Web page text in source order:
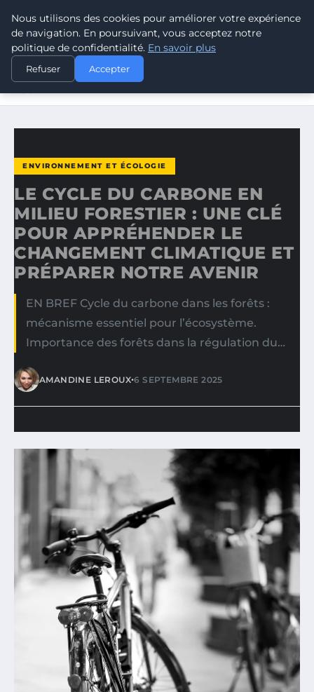
CLIMATE GUARDIAN
ACCUEIL
ENVIRONNEMENT ET ÉCOLOGIE
LE CYCLE DU CARBONE EN MILIEU FORESTIER : UNE CLÉ
ENVIRONNEMENT ET ÉCOLOGIE
LE CYCLE DU CARBONE EN
MILIEU FORESTIER : UNE CLÉ
POUR APPRÉHENDER LE
CHANGEMENT CLIMATIQUE ET
PRÉPARER NOTRE AVENIR
EN BREF Cycle du carbone dans les forêts :
mécanisme essentiel pour l’écosystème.
Importance des forêts dans la régulation du…
AMANDINE LEROUX•6 SEPTEMBRE 2025
Nous utilisons des cookies pour améliorer votre expérience
de navigation. En poursuivant, vous acceptez notre
politique de confidentialité. En savoir plus
Refuser Accepter